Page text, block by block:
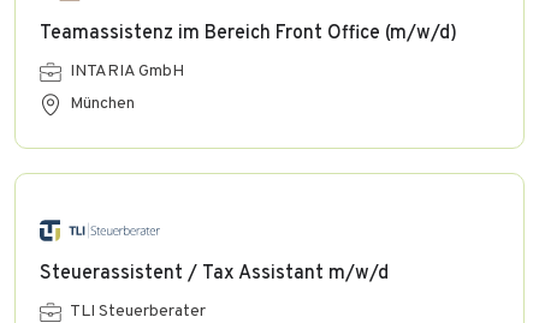
Teamassistenz im Bereich Front Office (m/w/d)
INTARIA GmbH
München
Steuerassistent / Tax Assistant m/w/d
TLI Steuerberater